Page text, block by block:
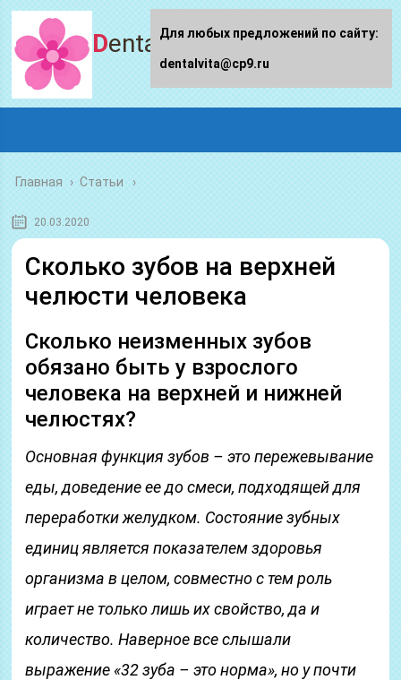
Dentalvita.ru
Главная › Статьи
20.03.2020
Сколько зубов на верхней
челюсти человека
Сколько неизменных зубов
обязано быть у взрослого
человека на верхней и нижней
челюстях?
Основная функция зубов – это пережевывание
еды, доведение ее до смеси, подходящей для
переработки желудком. Состояние зубных
единиц является показателем здоровья
организма в целом, совместно с тем роль
играет не только лишь их свойство, да и
количество. Наверное все слышали
выражение «32 зуба – это норма», но у почти
Для любых предложений по сайту:
dentalvita@cp9.ru